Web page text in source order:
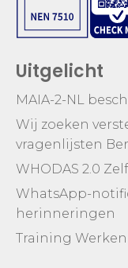
Uitgelicht
MAIA-2-NL
Wij zoeken
vragenlijsten
WHODAS 2.0
WhatsApp-
herinneringen
Training